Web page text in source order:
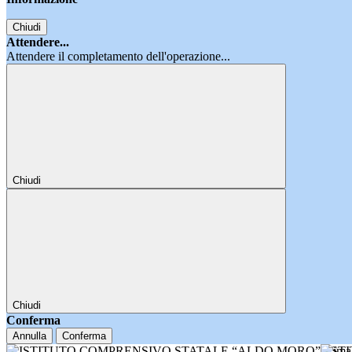
Chiudi
Attendere...
Attendere il completamento dell'operazione...
Chiudi
Chiudi
Conferma
Annulla Conferma